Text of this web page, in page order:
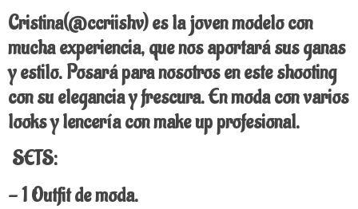
Cristina(@ccriishv) es la joven modelo con
mucha experiencia, que nos aportará sus ganas
y estilo. Posará para nosotros en este shooting
con su elegancia y frescura.En moda con varios
looks y lencería con make up profesional.
SETS:
- 1 Outfit de moda.